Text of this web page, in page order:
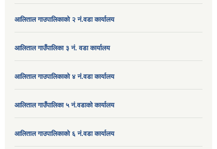
आलिताल गाउपालिकाको २ नं.वडा कार्यालय
आलिताल गाउँपालिका ३ नं. वडा कार्यालय
आलिताल गाउपालिकाको ४ नं.वडा कार्यालय
आलिताल गाउँपालिका ५ नं.वडाको कार्यालय
आलिताल गाउपालिकाको ६ नं.वडा कार्यालय